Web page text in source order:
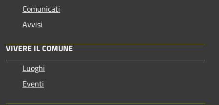
Comunicati
Avvisi
VIVERE IL COMUNE
Luoghi
Eventi